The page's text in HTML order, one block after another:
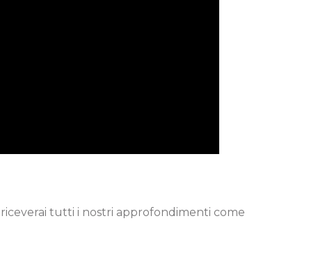
riceverai tutti i nostri approfondimenti come